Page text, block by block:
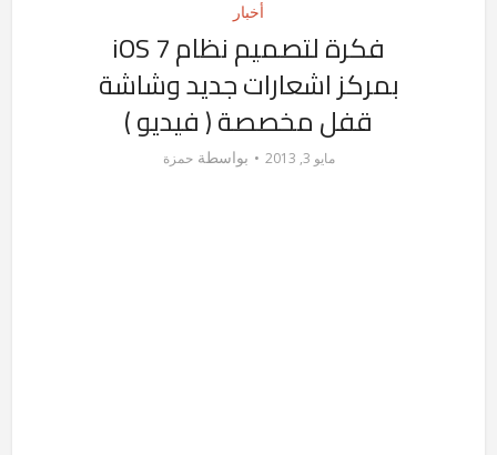
أخبار
فكرة لتصميم نظام iOS 7
بمركز اشعارات جديد وشاشة
قفل مخصصة ( فيديو )
مايو 3, 2013 بواسطةحمزة